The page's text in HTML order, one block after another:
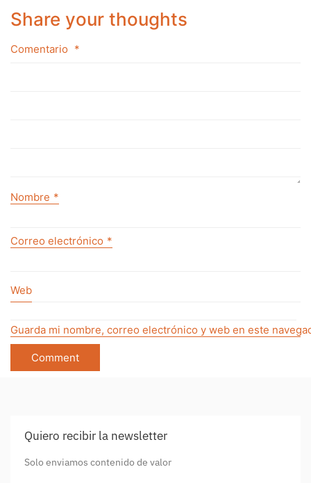
Share your thoughts
Comentario *
Nombre *
Correo electrónico *
Web
Guarda mi nombre, correo electrónico y web en este
Quiero recibir la newsletter
Solo enviamos contenido de valor